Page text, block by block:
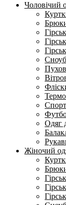
Чоловічий
Одяг
Жіночий